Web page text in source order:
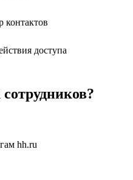
контактов
доступа
hh.ru